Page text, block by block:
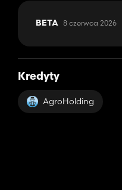
BETA 8 czerwca 2026
Kredyty
AgroHolding